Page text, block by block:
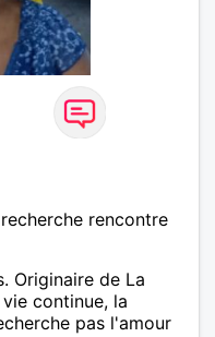
rencontre
Originaire de La
continue, la
pas l'amour